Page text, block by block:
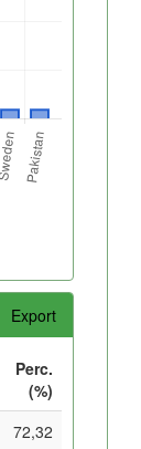
Export
Perc.
(%)
72,32